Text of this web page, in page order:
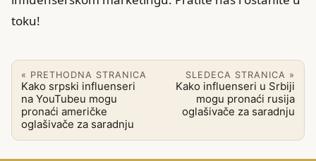
toku!
« PRETHODNA STRANICA
Kako srpski influenseri
na YouTubeu mogu
pronaći američke
oglašivače za saradnju
SLEDECA STRANICA »
Kako influenseri u Srbiji
mogu pronaći rusija
oglašivače za saradnju